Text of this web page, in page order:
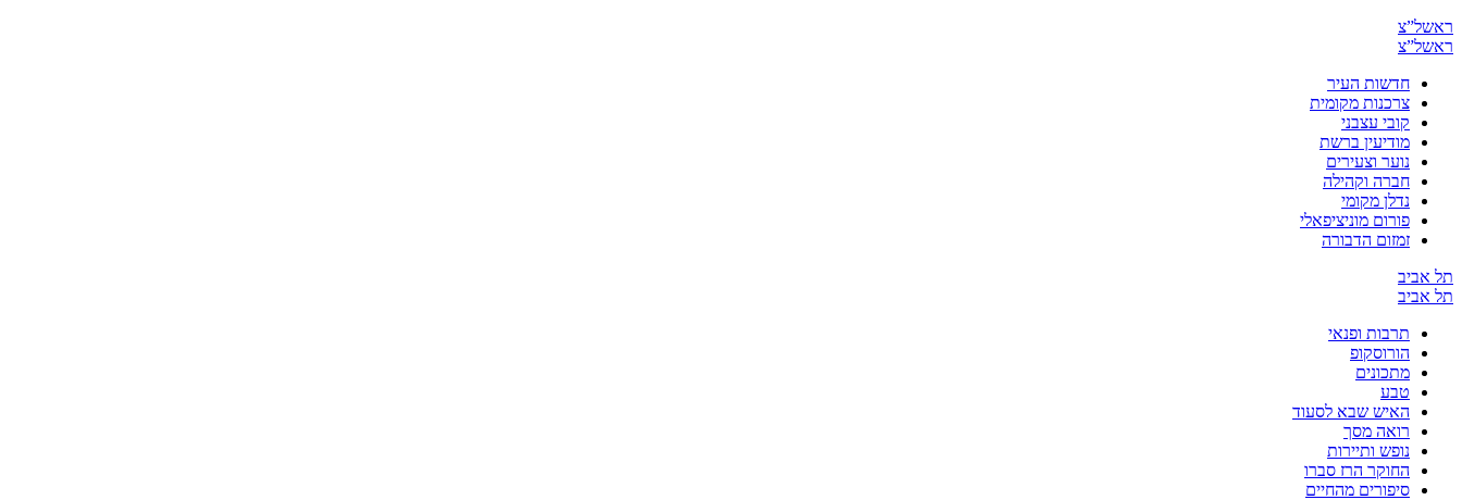
ראשל”צ
ראשל”צ
חדשות העיר
צרכנות מקומית
קובי עצבני
מודיעין ברשת
נוער וצעירים
חברה וקהילה
נדלן מקומי
פורום מוניציפאלי
זמזום הדבורה
תל אביב
תל אביב
תרבות ופנאי
הורוסקופ
מתכונים
טבע
האיש שבא לסעוד
רואה מסך
נופש ותיירות
החוקר הרז סברו
סיפורים מהחיים